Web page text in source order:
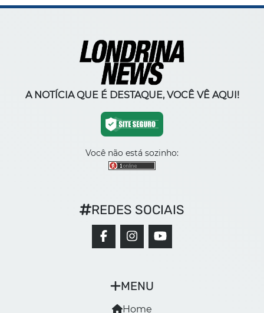
A NOTÍCIA QUE É DESTAQUE, VOCÊ VÊ AQUI!
Você não está sozinho:
MENU
Home
REDES SOCIAIS